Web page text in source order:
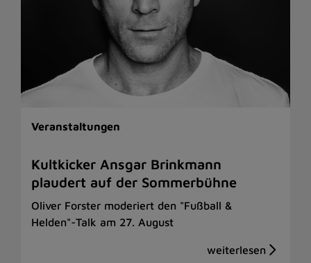
Veranstaltungen
Kultkicker Ansgar Brinkmann
plaudert auf der Sommerbühne
Oliver Forster moderiert den "Fußball &
Helden"-Talk am 27. August